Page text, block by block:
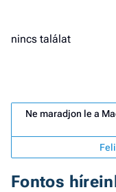
nincs találat
Ne maradjon le a
Fontos